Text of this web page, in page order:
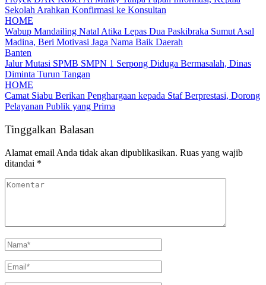
Sekolah Arahkan Konfirmasi ke Konsultan
HOME
Wabup Mandailing Natal Atika Lepas Dua Paskibraka Sumut Asal
Madina, Beri Motivasi Jaga Nama Baik Daerah
Banten
Jalur Mutasi SPMB SMPN 1 Serpong Diduga Bermasalah, Dinas
Diminta Turun Tangan
HOME
Camat Siabu Berikan Penghargaan kepada Staf Berprestasi, Dorong
Pelayanan Publik yang Prima
Tinggalkan Balasan
Alamat email Anda tidak akan dipublikasikan. Ruas yang wajib
ditandai *